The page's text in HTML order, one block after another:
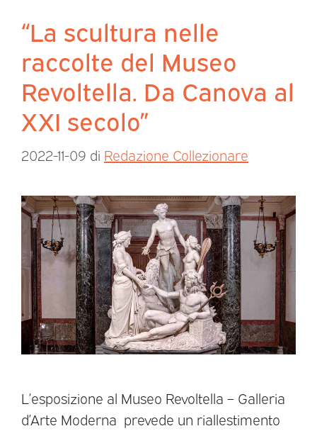
“La scultura nelle
raccolte del Museo
Revoltella. Da Canova al
XXI secolo”
2022-11-09 di Redazione Collezionare
L’esposizione al Museo Revoltella – Galleria
d’Arte Moderna prevede un riallestimento